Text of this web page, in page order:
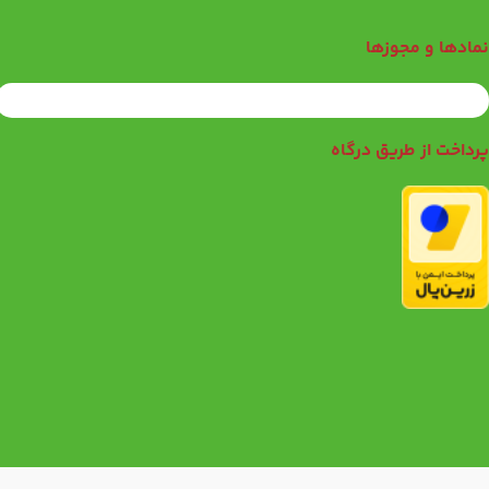
نمادها و مجوزها
پرداخت از طریق درگاه